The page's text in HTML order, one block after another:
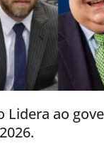
Lidera ao